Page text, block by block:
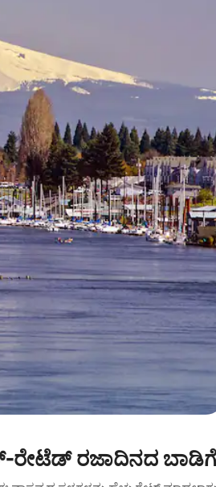
ಸ್ವೈಪ್ ಗೆಸ್ಚರ್‌ಗಳ ಮೂಲಕ ಅನ್ವೇಷಿಸಿ.
ರಜಾದಿನದ